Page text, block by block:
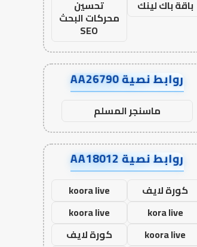
باقة باك لينك تحسين
محركات البحث
SEO
روابط نصية AA26790
ماسنجر المسلم
روابط نصية AA18012
كورة لايف
koora live
kora live
koora live
koora live
كورة لايف